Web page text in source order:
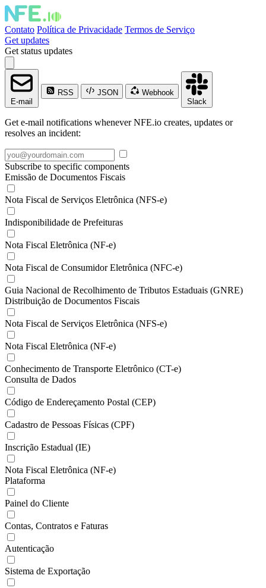
Contato Política de Privacidade Termos de Serviço
Get updates
Get status updates
E-mail
RSS JSON
Webhook
Slack
Get e-mail notifications whenever NFE.io creates, updates or
resolves an incident:
Subscribe to specific components
Emissão de Documentos Fiscais
Nota Fiscal de Serviços Eletrônica (NFS-e)
Indisponibilidade de Prefeituras
Nota Fiscal Eletrônica (NF-e)
Nota Fiscal de Consumidor Eletrônica (NFC-e)
Guia Nacional de Recolhimento de Tributos Estaduais (GNRE)
Distribuição de Documentos Fiscais
Nota Fiscal de Serviços Eletrônica (NFS-e)
Nota Fiscal Eletrônica (NF-e)
Conhecimento de Transporte Eletrônico (CT-e)
Consulta de Dados
Código de Endereçamento Postal (CEP)
Cadastro de Pessoas Físicas (CPF)
Inscrição Estadual (IE)
Nota Fiscal Eletrônica (NF-e)
Plataforma
Painel do Cliente
Contas, Contratos e Faturas
Autenticação
Sistema de Exportação